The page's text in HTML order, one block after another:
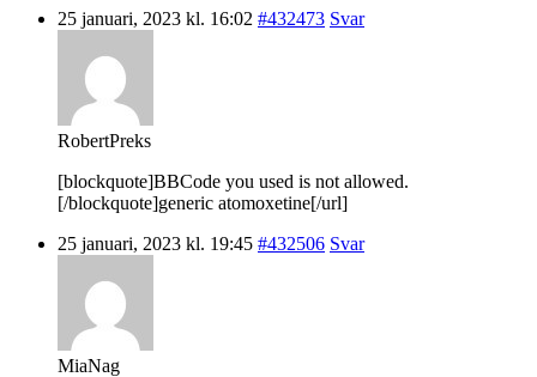
25 januari, 2023 kl. 16:02 #432473 Svar
RobertPreks
[blockquote]BBCode you used is not allowed.
[/blockquote]generic atomoxetine[/url]
25 januari, 2023 kl. 19:45 #432506 Svar
MiaNag